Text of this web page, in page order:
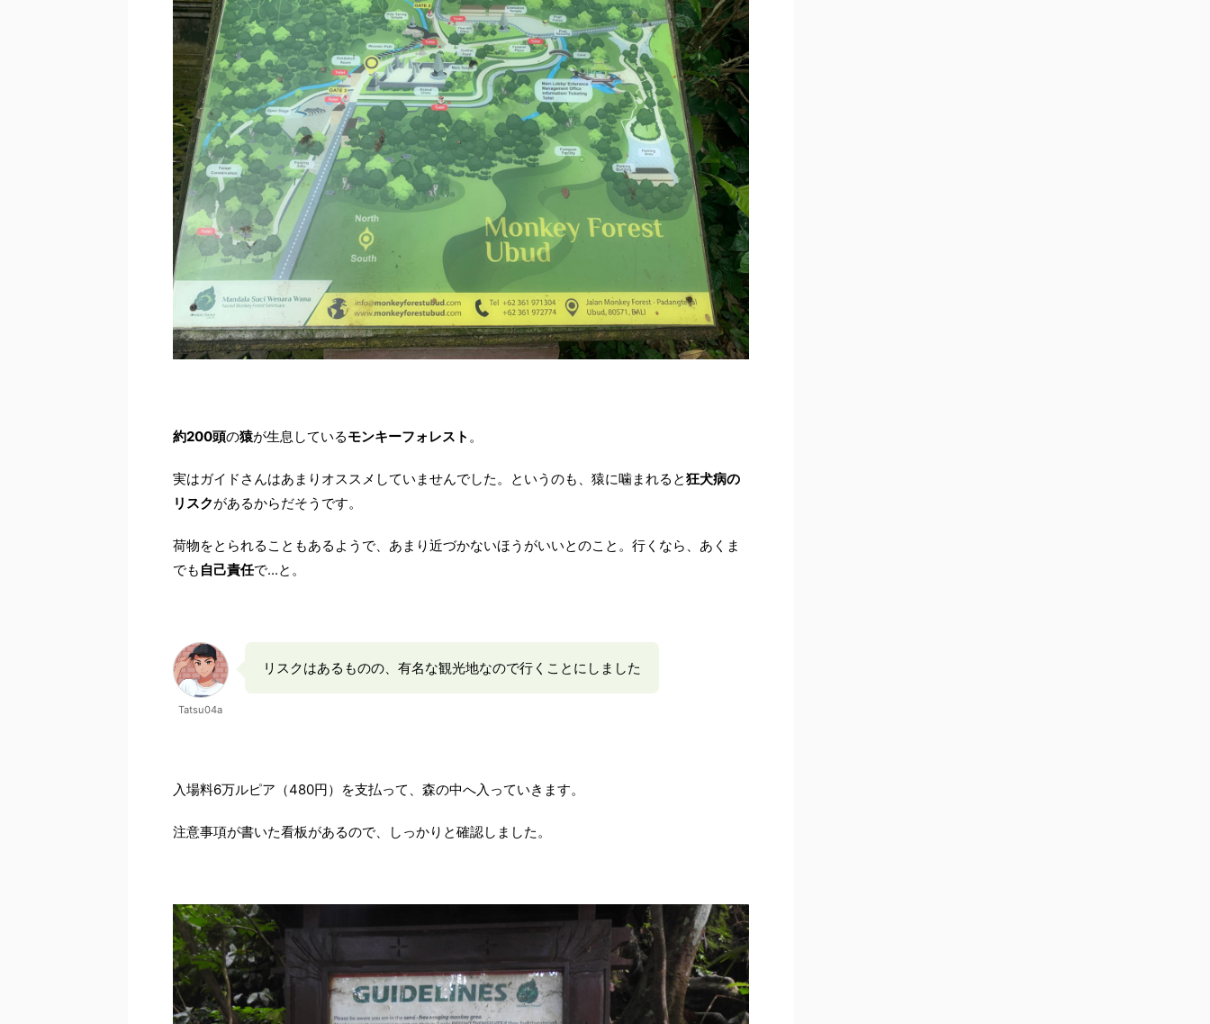
約200頭の猿が生息しているモンキーフォレスト 。
実はガイドさんはあまりオススメしていませんでした。というのも、猿に噛まれると狂犬病の
リスクがあるからだそうです。
荷物をとられることもあるようで、あまり近づかないほうがいいとのこと。行くなら、あくま
でも 自己責任で...と。
Tatsu04a
リスクはあるものの、有名な観光地なので行くことにしました
入場料6万ルピア（480円）を支払って、森の中へ入っていきます。
注意事項が書いた看板があるので、しっかりと確認しました。